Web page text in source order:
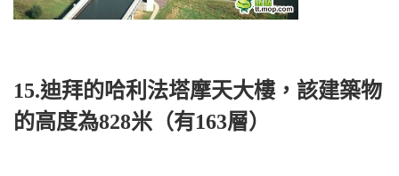
15.迪拜的哈利法塔摩天大樓，該建築物
的高度為828米（有163層）